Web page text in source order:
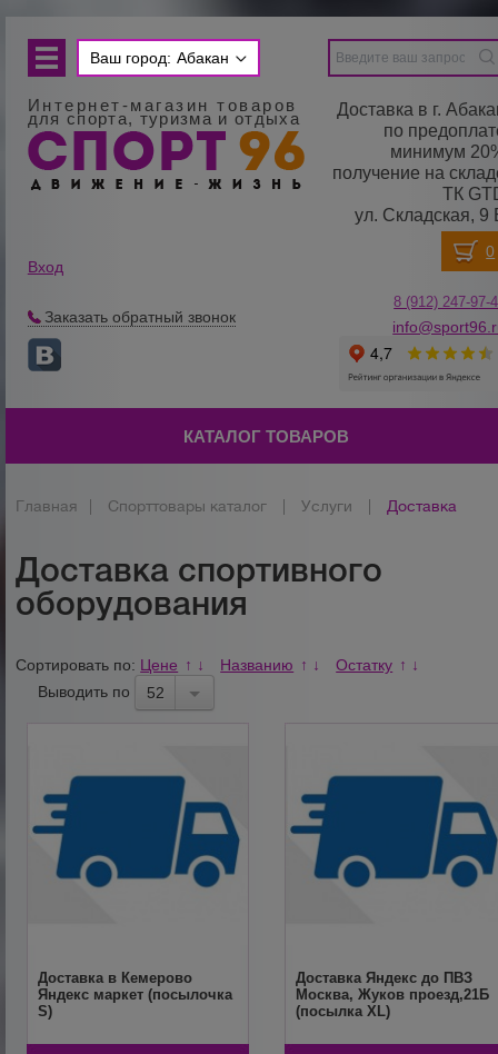
Ваш город: Абакан
Интернет-магазин товаров
для спорта, туризма и отдыха
Доставка в г.
по
минимум
получение на
ТК
ул. Складская, 9
Вход
Заказать обратный звонок
8 (912) 247-97-
КАТАЛОГ ТОВАРОВ
Главная Спорттовары каталог Услуги Доставка
Доставка спортивного
оборудования
Сортировать по: Цене ↑ ↓ Названию ↑ ↓ Остатку ↑ ↓
Выводить по 52
Доставка в Кемерово
Яндекс маркет (посылочка
S)
Доставка Яндекс до ПВЗ
Москва, Жуков проезд,21Б
(посылка XL)